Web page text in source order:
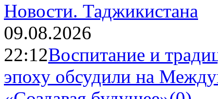
Новости. Таджикистана
09.08.2026
22:12Воспитание и
эпоху обсудили на